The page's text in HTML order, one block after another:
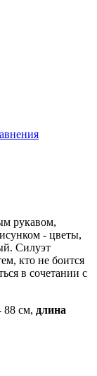
рукавом,
- цветы,
Силуэт
кто не боится
в сочетании с
88 см, длина